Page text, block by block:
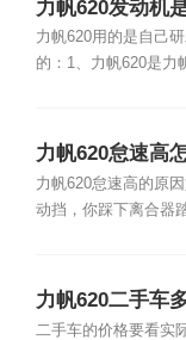
力帆620发动机
力帆620用的是自己
的：1、力帆620是力
力帆620怠速高
力帆620怠速高的原
动挡，你踩下离合器
力帆620二手车
二手车的价格要看实